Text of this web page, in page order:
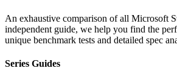
An exhaustive comparison of all Microsoft
independent guide, we help you find the
unique benchmark tests and detailed spec
Series Guides